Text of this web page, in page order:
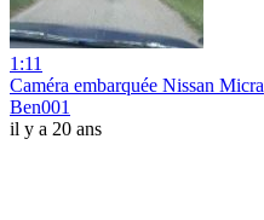
1:11
Caméra embarquée Nissan Micra
Ben001
il y a 20 ans